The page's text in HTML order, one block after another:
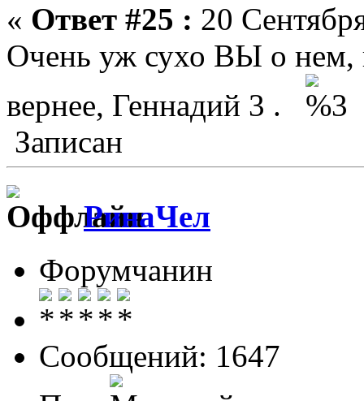
« Ответ #25 : 20
Очень уж сухо ВЫ о нем,
вернее, Геннадий 3 .
Записан
РинаЧел
Форумчанин
Сообщений: 1647